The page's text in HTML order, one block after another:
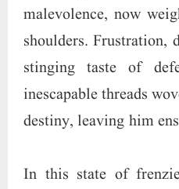
malevolence, now
shoulders. Frustration,
stinging taste of
inescapable threads
destiny, leaving him
In this state of